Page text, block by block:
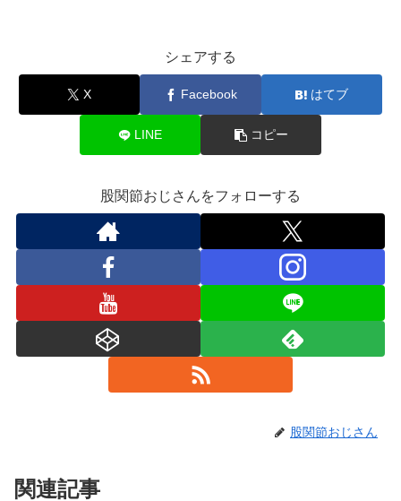
シェアする
X Facebook はてブ
LINE コピー
股関節おじさんをフォローする
股関節おじさん
関連記事